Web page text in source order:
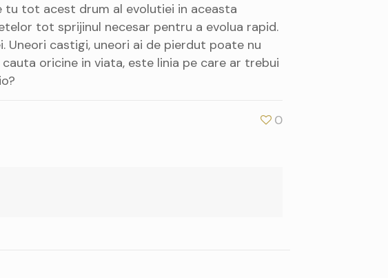
tu tot acest drum al evolutiei in aceasta
tot sprijinul necesar pentru a evolua rapid.
Uneori castigi, uneori ai de pierdut poate nu
oricine in viata, este linia pe care ar trebui
0